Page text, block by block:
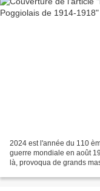
2024 est l'année du 110
guerre mondiale en août
là, provoqua de grands